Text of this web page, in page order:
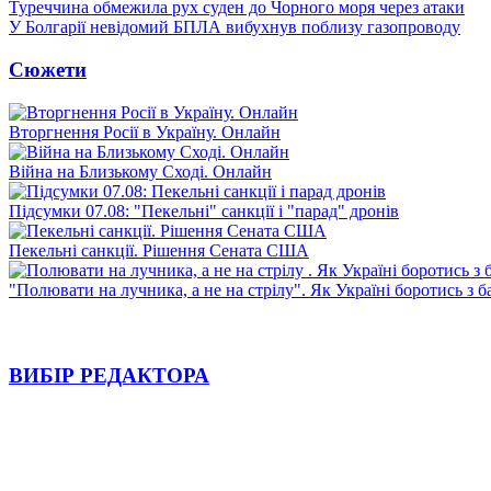
Туреччина обмежила рух суден до Чорного моря через атаки
У Болгарії невідомий БПЛА вибухнув поблизу газопроводу
Сюжети
Вторгнення Росії в Україну. Онлайн
Війна на Близькому Сході. Онлайн
Підсумки 07.08: "Пекельні" санкції і "парад" дронів
Пекельні санкції. Рішення Сената США
"Полювати на лучника, а не на стрілу". Як Україні боротись з
ВИБІР РЕДАКТОРА